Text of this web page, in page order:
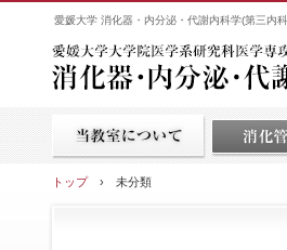
愛媛大学 消化器・内分泌・代謝内科学(第三内
トップ› 未分類